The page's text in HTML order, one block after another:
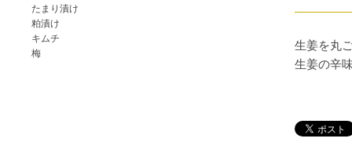
生姜を丸
生姜の辛
たまり漬け
粕漬け
キムチ
梅